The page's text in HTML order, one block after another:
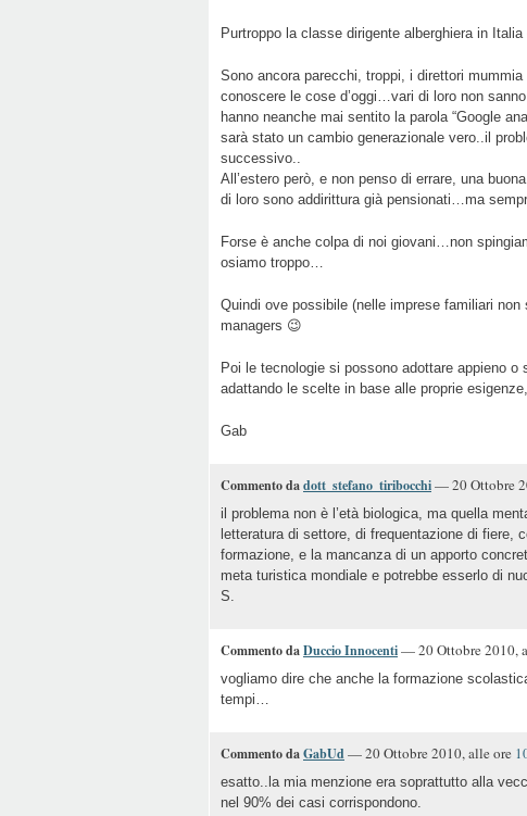
Purtroppo la classe dirigente alberghiera in
Sono ancora parecchi, troppi, i direttori
conoscere le cose d’oggi…vari di loro non
hanno neanche mai sentito la parola “Google
sarà stato un cambio generazionale vero..il
successivo..
All’estero però, e non penso di errare, una
di loro sono addirittura già pensionati…ma
Forse è anche colpa di noi giovani…non
osiamo troppo…
Quindi ove possibile (nelle imprese familiari
managers 😉
Poi le tecnologie si possono adottare appieno
adattando le scelte in base alle proprie
Gab
Commento dadott_stefano_tiribocchi— 20 Ottobre
il problema non è l’età biologica, ma quella
letteratura di settore, di frequentazione di fiere,
formazione, e la mancanza di un apporto
meta turistica mondiale e potrebbe esserlo di
S.
Commento daDuccio Innocenti— 20 Ottobre 2010,
vogliamo dire che anche la formazione
tempi…
Commento daGabUd— 20 Ottobre 2010, alle ore
esatto..la mia menzione era soprattutto alla
nel 90% dei casi corrispondono.